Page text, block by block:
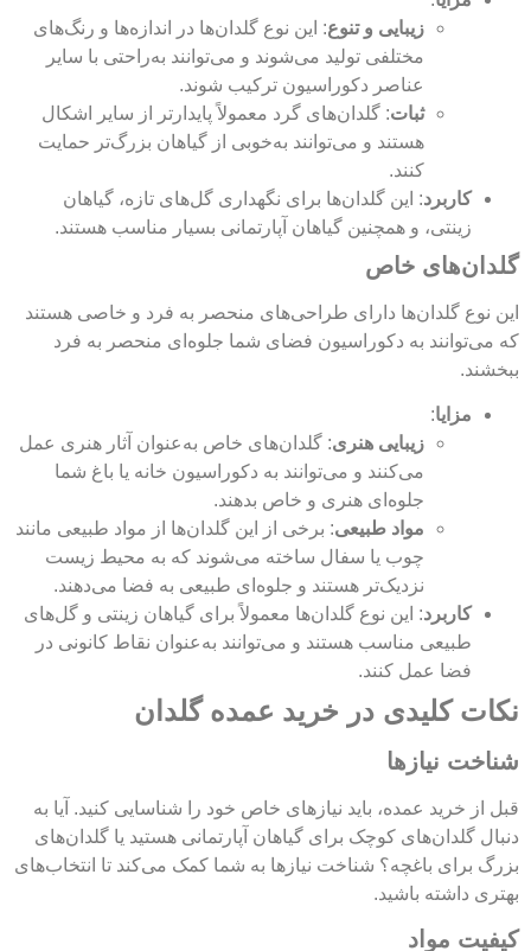
زیبایی و تنوع: این نوع گلدان‌ها در اندازه‌ها و رنگ‌های
مختلفی تولید می‌شوند و می‌توانند به‌راحتی با سایر
عناصر دکوراسیون ترکیب شوند.
ثبات: گلدان‌های گرد معمولاً پایدارتر از سایر اشکال
هستند و می‌توانند به‌خوبی از گیاهان بزرگ‌تر حمایت
کنند.
کاربرد: این گلدان‌ها برای نگهداری گل‌های تازه، گیاهان
زینتی، و همچنین گیاهان آپارتمانی بسیار مناسب هستند.
گلدان‌های خاص
این نوع گلدان‌ها دارای طراحی‌های منحصر به فرد و خاصی هستند
که می‌توانند به دکوراسیون فضای شما جلوه‌ای منحصر به فرد
ببخشند.
مزایا:
زیبایی هنری: گلدان‌های خاص به‌عنوان آثار هنری عمل
می‌کنند و می‌توانند به دکوراسیون خانه یا باغ شما
جلوه‌ای هنری و خاص بدهند.
مواد طبیعی: برخی از این گلدان‌ها از مواد طبیعی مانند
چوب یا سفال ساخته می‌شوند که به محیط زیست
نزدیک‌تر هستند و جلوه‌ای طبیعی به فضا می‌دهند.
کاربرد: این نوع گلدان‌ها معمولاً برای گیاهان زینتی و گل‌های
طبیعی مناسب هستند و می‌توانند به‌عنوان نقاط کانونی در
فضا عمل کنند.
نکات کلیدی در خرید عمده گلدان
شناخت نیازها
قبل از خرید عمده، باید نیازهای خاص خود را شناسایی کنید. آیا به
دنبال گلدان‌های کوچک برای گیاهان آپارتمانی هستید یا گلدان‌های
بزرگ برای باغچه؟ شناخت نیازها به شما کمک می‌کند تا انتخاب‌های
بهتری داشته باشید.
کیفیت مواد